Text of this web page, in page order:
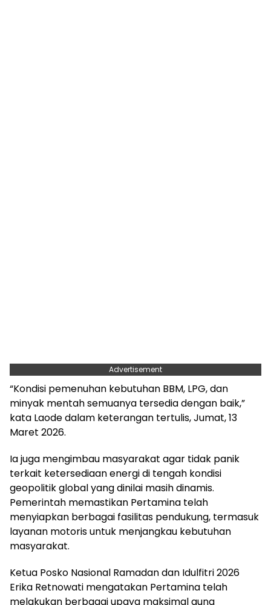
Advertisement
“Kondisi pemenuhan kebutuhan BBM, LPG, dan
minyak mentah semuanya tersedia dengan baik,”
kata Laode dalam keterangan tertulis, Jumat, 13
Maret 2026.
Ia juga mengimbau masyarakat agar tidak panik
terkait ketersediaan energi di tengah kondisi
geopolitik global yang dinilai masih dinamis.
Pemerintah memastikan Pertamina telah
menyiapkan berbagai fasilitas pendukung, termasuk
layanan motoris untuk menjangkau kebutuhan
masyarakat.
Ketua Posko Nasional Ramadan dan Idulfitri 2026
Erika Retnowati mengatakan Pertamina telah
melakukan berbagai upaya maksimal guna